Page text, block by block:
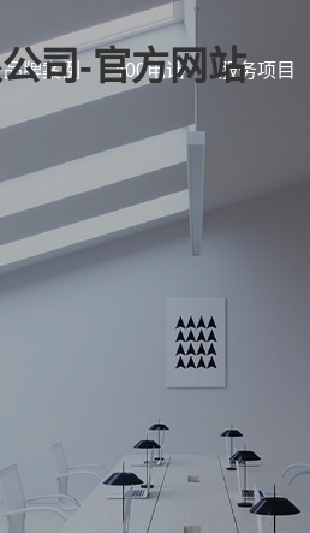
司-官方网站
品牌案例 400电话 服务项目